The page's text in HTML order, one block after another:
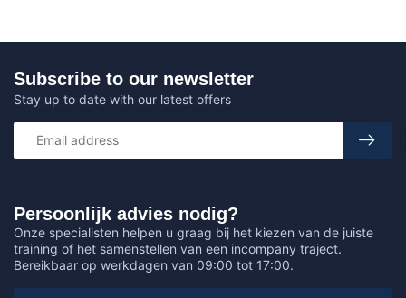
Persoonlijk advies nodig?
Onze specialisten helpen u graag bij het kiezen van de juiste
training of het samenstellen van een incompany traject.
Bereikbaar op werkdagen van 09:00 tot 17:00.
Subscribe to our newsletter
Stay up to date with our latest offers